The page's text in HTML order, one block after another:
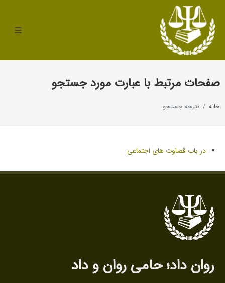
صفحات مرتبط با عبارت مورد جستجو
خانه نتیجه جستجو
در بابِ قضاوت های اجتماعی
روان داد‌؛ حامی روان‌ و داد